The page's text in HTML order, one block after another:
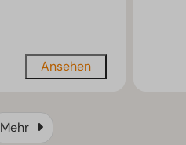
Ansehen
Mehr